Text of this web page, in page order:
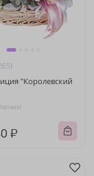
"Королевский
₽